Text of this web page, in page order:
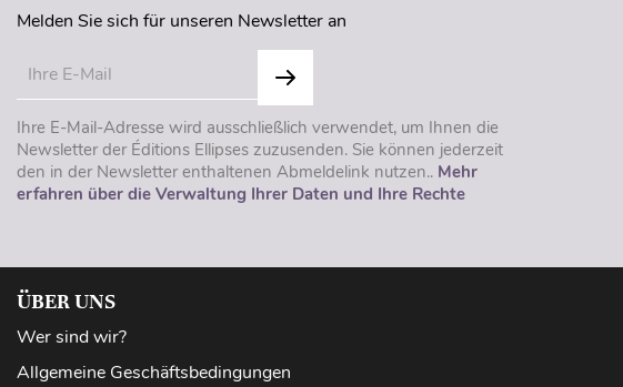
Melden Sie sich für unseren Newsletter an
Ihre E-Mail-Adresse wird ausschließlich verwendet, um Ihnen die
Newsletter der Éditions Ellipses zuzusenden. Sie können jederzeit
den in der Newsletter enthaltenen Abmeldelink nutzen.. Mehr
erfahren über die Verwaltung Ihrer Daten und Ihre Rechte
ÜBER UNS
Wer sind wir?
Allgemeine Geschäftsbedingungen